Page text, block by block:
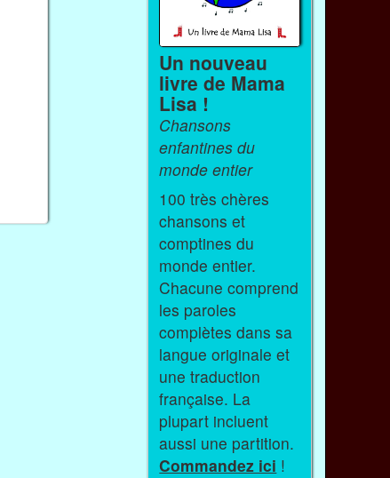
Un nouveau
livre de Mama
Lisa !
Chansons
enfantines du
monde entier
100 très chères
chansons et
comptines du
monde entier.
Chacune comprend
les paroles
complètes dans sa
langue originale et
une traduction
française. La
plupart incluent
aussi une partition.
Commandez ici !